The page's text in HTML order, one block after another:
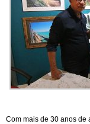
Com mais de 30 anos de